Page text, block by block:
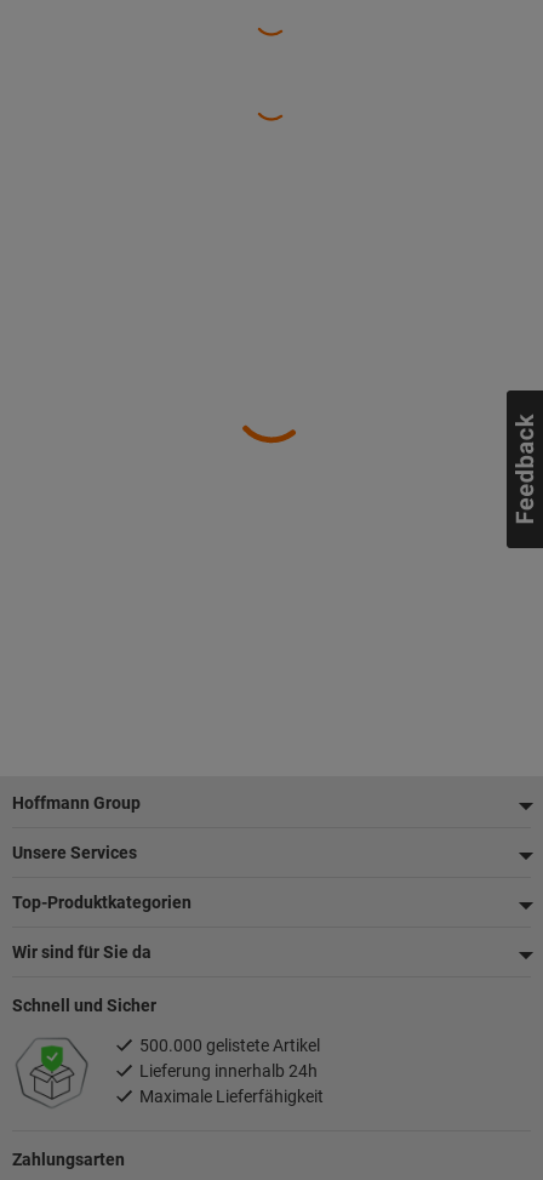
Fußzeile
Hoffmann Group
Unsere Services
Top-Produktkategorien
Wir sind für Sie da
Zahlungsarten
Schnell und Sicher
500.000 gelistete Artikel
Lieferung innerhalb 24h
Maximale Lieferfähigkeit